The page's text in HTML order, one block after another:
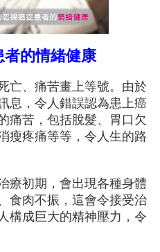
者的情緒健康
亡、痛苦畫上等號。由於
息，令人錯誤認為患上癌
痛苦，包括脫髮、胃口欠
瘦疼痛等等，令人生的路
療初期，會出現各種身體
食肉不振，這會令接受治
構成巨大的精神壓力，令